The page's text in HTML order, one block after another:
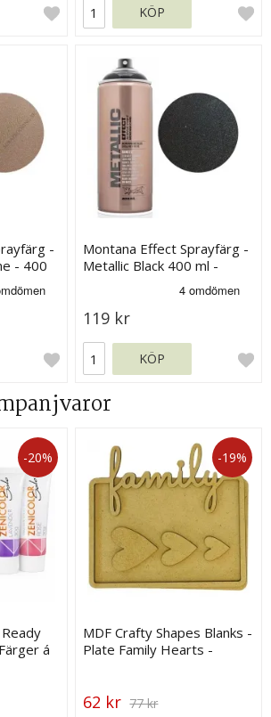
KÖP
-
- 400
Montana Effect Sprayfärg -
Metallic Black 400 ml -
119 kr
KÖP
-20%
á
-19%
MDF Crafty Shapes Blanks -
Plate Family Hearts -
62 kr 77 kr